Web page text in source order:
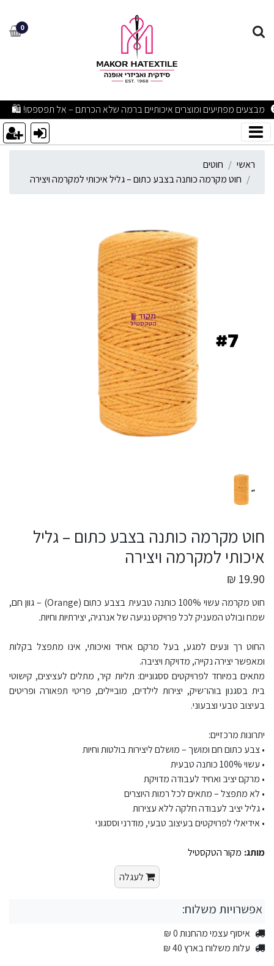
חוט מקרמה כותנה בצבע כתום
0
מבצעים מפתיעים ומוצרים איכותיים ברמה שלא הכרתם – אל
ראשי
חוטים
חוט מקרמה כותנה בצבע כתום – גליל איכותי למקרמה ויצירה
חוט מקרמה כותנה בצבע כתום – גליל
איכותי למקרמה ויצירה
19.90 ₪
חוט מקרמה עשוי 100% כותנה טבעית בצבע כתום (Orange) – גוון חם,
שמח ובולט המעניק לכל פרויקט נגיעה של אנרגיה, יצירתיות וחיות.
החוט רך ונעים למגע, בעל מרקם אחיד ואיכותי, אינו מתפצל בקלות
ומאפשר יצירה נקייה, מדויקת ויציבה.
מתאים במיוחד לפרויקטים ססגוניים: תליות קיר, מתלים לעציצים, קישוטי
בית בסגנון בוהו־שיק, יצירות לילדים, מוביילים, פריטי תפאורה ופריטים
בעיצוב טבעי וצבעוני.
יתרונות מרכזיים:
• צבע כתום חם ומושך – מושלם ליצירות בולטות וחיות
• עשוי 100% כותנה טבעית
• מרקם יציב ואחיד לעבודה מדויקת
• לא מתפצל – מתאים לכל רמות היוצרים
• גליל יציב לעבודה חלקה ללא עצירות
• אידיאלי לפרויקטים בעיצוב טבעי, מודרני וססגוני
מותג: מקור הטקסטיל
לעגלה
אפשרויות משלוח:
איסוף עצמי מהחנות 0 ₪
עלות משלוח בארץ 40 ₪